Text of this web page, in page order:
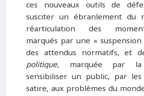
ces nouveaux outils de
susciter un ébranlement du
réarticulation des
marqués par une «
des attendus normatifs, et
politique, marquée par
sensibiliser un public, par
satire, aux problèmes du